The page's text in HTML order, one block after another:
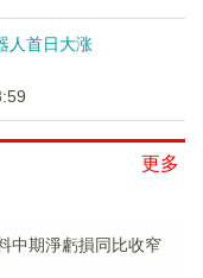
人首日大涨
更多
中期淨虧損同比收窄